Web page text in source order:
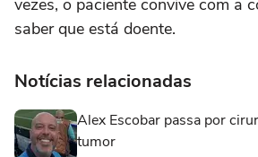
vezes, o paciente convive com a
saber que está doente.
Notícias relacionadas
Alex Escobar passa por
tumor